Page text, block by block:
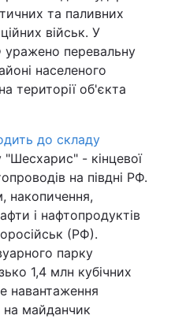
та паливних
військ. У
перевальну
населеного
території об'єкта
до складу
- кінцевої
на півдні РФ.
накопичення,
і нафтопродуктів
(РФ).
парку
1,4 млн кубічних
навантаження
на майданчик